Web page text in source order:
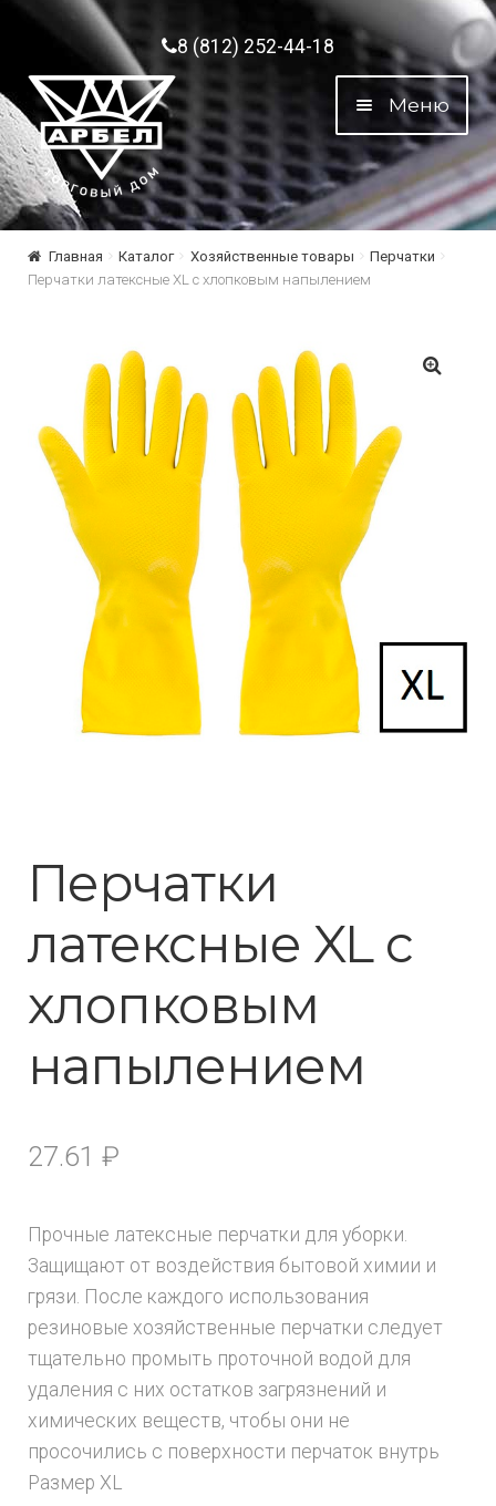
Перейти к навигации
Перейти к содержимому8 (812) 252-44-18
Меню
Главная Каталог Хозяйственные товары
Перчатки
Перчатки латексные XL с хлопковым напылением
Перчатки
латексные XL с
хлопковым
напылением
27.61 ₽
Прочные латексные перчатки для уборки.
Защищают от воздействия бытовой химии и
грязи. После каждого использования
резиновые хозяйственные перчатки следует
тщательно промыть проточной водой для
удаления с них остатков загрязнений и
химических веществ, чтобы они не
просочились с поверхности перчаток внутрь
Размер XL